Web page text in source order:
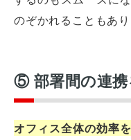
のぞかれることもあり
⑤ 部署間の連携
オフィス全体の効率